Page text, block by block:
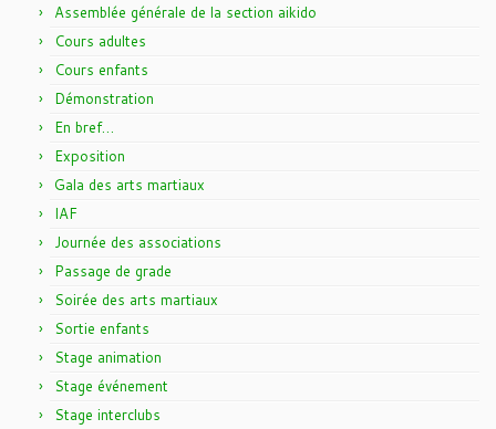
Assemblée générale de la section aikido
Cours adultes
Cours enfants
Démonstration
En bref…
Exposition
Gala des arts martiaux
IAF
Journée des associations
Passage de grade
Soirée des arts martiaux
Sortie enfants
Stage animation
Stage événement
Stage interclubs